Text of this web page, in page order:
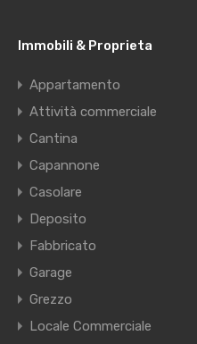
Immobili & Proprieta
Appartamento
Attività commerciale
Cantina
Capannone
Casolare
Deposito
Fabbricato
Garage
Grezzo
Locale Commerciale